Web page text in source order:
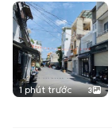
1 phút trước 3